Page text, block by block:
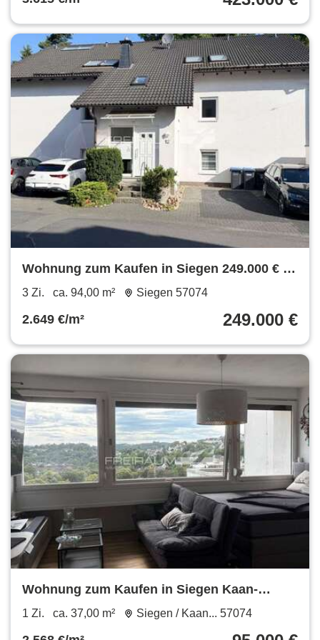
Wohnung zum Kaufen in Siegen 249.000 € 94
m²
3 Zi. ca. 94,00 m² Siegen 57074
2.649 €/m² 249.000 €
Wohnung zum Kaufen in Siegen Kaan-
Marienborn 95.000 € 37 m²
1 Zi. ca. 37,00 m² Siegen / Kaan... 57074